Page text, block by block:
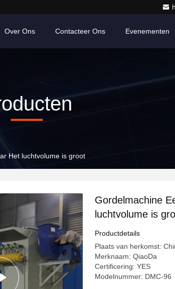
Over Ons Contacteer Ons Evenementen
Het luchtvolume is groot
Gordelmachine
luchtvolume is
Productdetails
Plaats van herkomst:
Merknaam: QiaoDa
Certificering: YES
Modelnummer: DMC-96